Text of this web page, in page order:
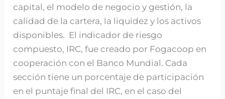
capital, el modelo de negocio y gestión, la
calidad de la cartera, la liquidez y los activos
disponibles. El indicador de riesgo
compuesto, IRC, fue creado por Fogacoop en
cooperación con el Banco Mundial. Cada
sección tiene un porcentaje de participación
en el puntaje final del IRC, en el caso del